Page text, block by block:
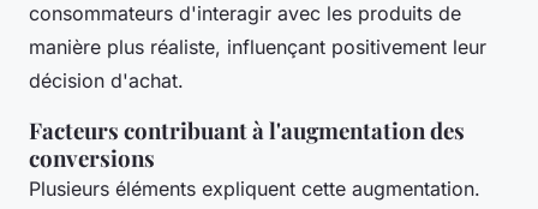
consommateurs d'interagir avec les produits de
manière plus réaliste, influençant positivement leur
décision d'achat.
Facteurs contribuant à l'augmentation des
conversions
Plusieurs éléments expliquent cette augmentation.